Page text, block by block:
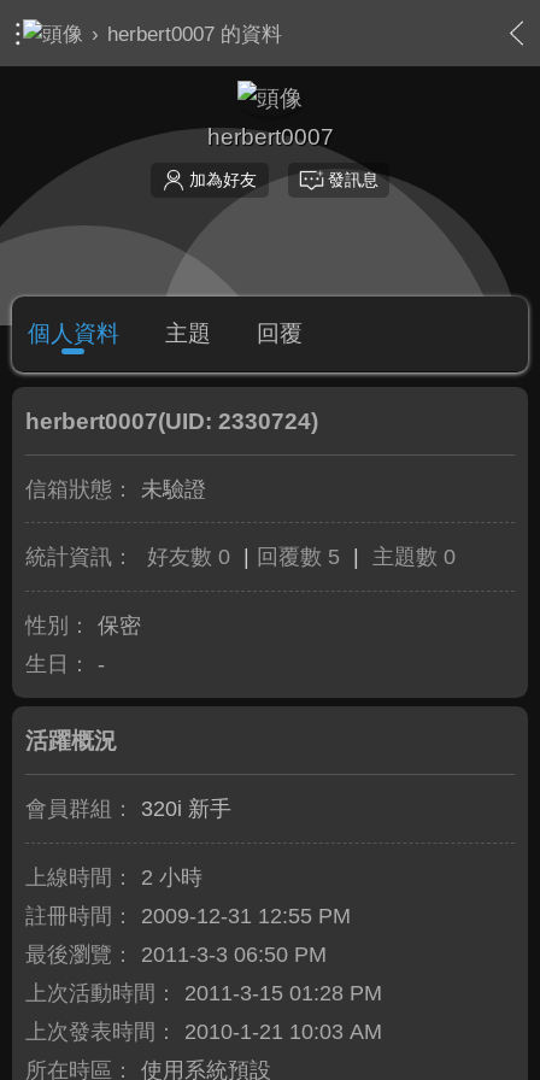
› herbert0007 的資料
herbert0007
加為好友 發訊息
個人資料 主題 回覆
herbert0007(UID: 2330724)
信箱狀態： 未驗證
統計資訊： 好友數 0 回覆數 5 主題數 0
性別：
保密
生日：
-
活躍概況
會員群組： 320i 新手
上線時間：
2 小時
註冊時間：
2009-12-31 12:55 PM
最後瀏覽：
2011-3-3 06:50 PM
上次活動時間：
2011-3-15 01:28 PM
上次發表時間：
2010-1-21 10:03 AM
所在時區：
使用系統預設